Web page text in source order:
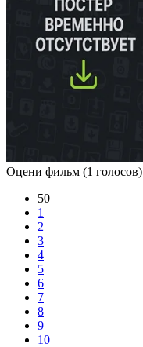
Оцени фильм (1 голосов)
50
1
2
3
4
5
6
7
8
9
10